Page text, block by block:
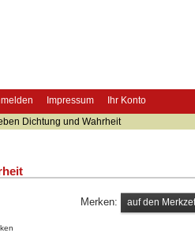
Impressum Ihr Konto
Dichtung und Wahrheit
Merken: